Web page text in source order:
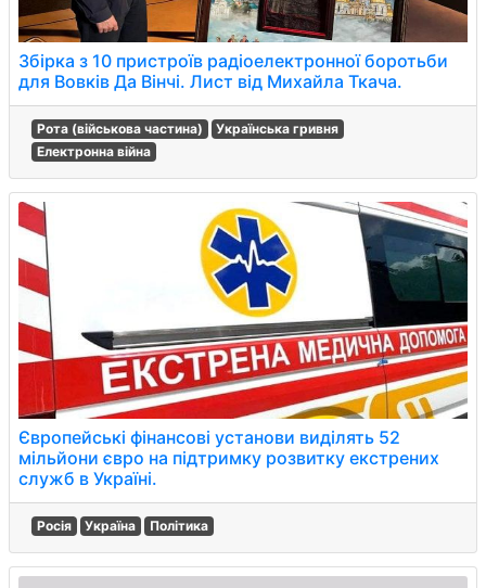
Збірка з 10 пристроїв радіоелектронної боротьби
для Вовків Да Вінчі. Лист від Михайла Ткача.
Рота (військова частина)
Українська гривня
Електронна війна
Європейські фінансові установи виділять 52
мільйони євро на підтримку розвитку екстрених
служб в Україні.
Росія Україна Політика